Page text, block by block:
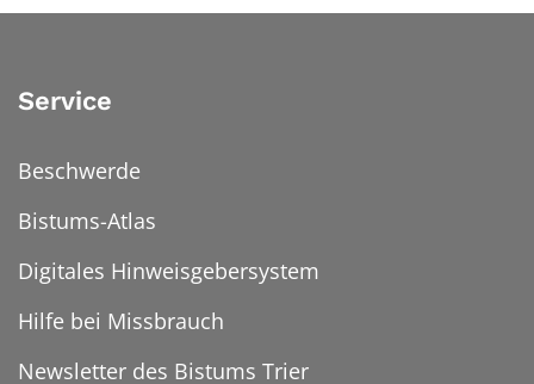
Service
Beschwerde
Bistums-Atlas
Digitales Hinweisgebersystem
Hilfe bei Missbrauch
Newsletter des Bistums Trier